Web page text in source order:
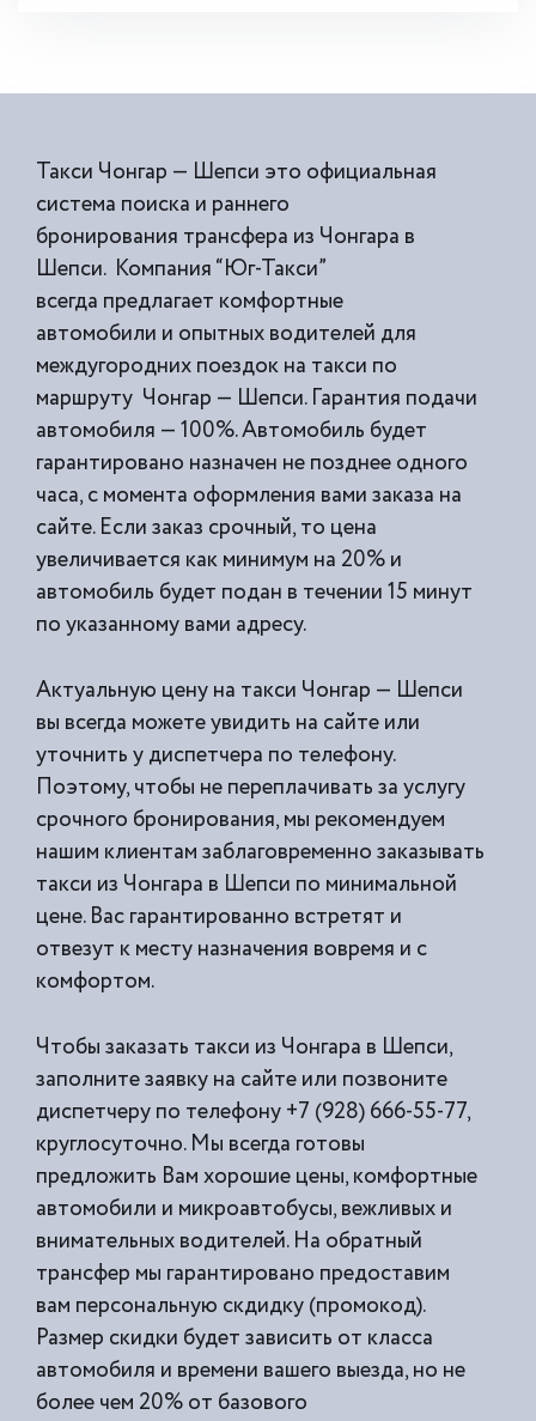
Такси Чонгар — Шепси это официальная
система поиска и раннего
бронирования трансфера из Чонгара в
Шепси. Компания “Юг-Такси”
всегда предлагает комфортные
автомобили и опытных водителей для
междугородних поездок на такси по
маршруту Чонгар — Шепси. Гарантия подачи
автомобиля — 100%. Автомобиль будет
гарантировано назначен не позднее одного
часа, с момента оформления вами заказа на
сайте. Если заказ срочный, то цена
увеличивается как минимум на 20% и
автомобиль будет подан в течении 15 минут
по указанному вами адресу.
Актуальную цену на такси Чонгар — Шепси
вы всегда можете увидить на сайте или
уточнить у диспетчера по телефону.
Поэтому, чтобы не переплачивать за услугу
срочного бронирования, мы рекомендуем
нашим клиентам заблаговременно заказывать
такси из Чонгара в Шепси по минимальной
цене. Вас гарантированно встретят и
отвезут к месту назначения вовремя и с
комфортом.
Чтобы заказать такси из Чонгара в Шепси,
заполните заявку на сайте или позвоните
диспетчеру по телефону +7 (928) 666-55-77,
круглосуточно. Мы всегда готовы
предложить Вам хорошие цены, комфортные
автомобили и микроавтобусы, вежливых и
внимательных водителей. На обратный
трансфер мы гарантировано предоставим
вам персональную скдидку (промокод).
Размер скидки будет зависить от класса
автомобиля и времени вашего выезда, но не
более чем 20% от базового